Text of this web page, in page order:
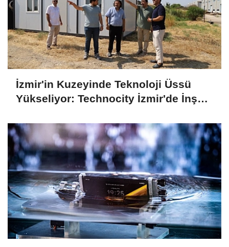
İzmir'in Kuzeyinde Teknoloji Üssü
Yükseliyor: Technocity İzmir'de İnşaat